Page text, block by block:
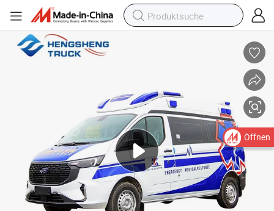
Öffnen